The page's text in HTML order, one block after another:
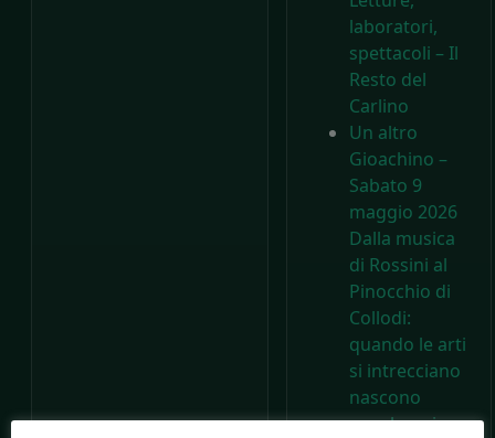
laboratori,
spettacoli – Il
Resto del
Carlino
Un altro
Gioachino –
Sabato 9
maggio 2026
Dalla musica
di Rossini al
Pinocchio di
Collodi:
quando le arti
si intrecciano
nascono
capolavori –